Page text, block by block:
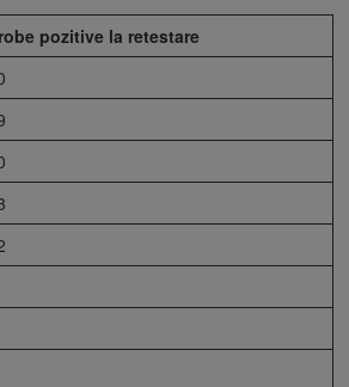
pozitive la retestare